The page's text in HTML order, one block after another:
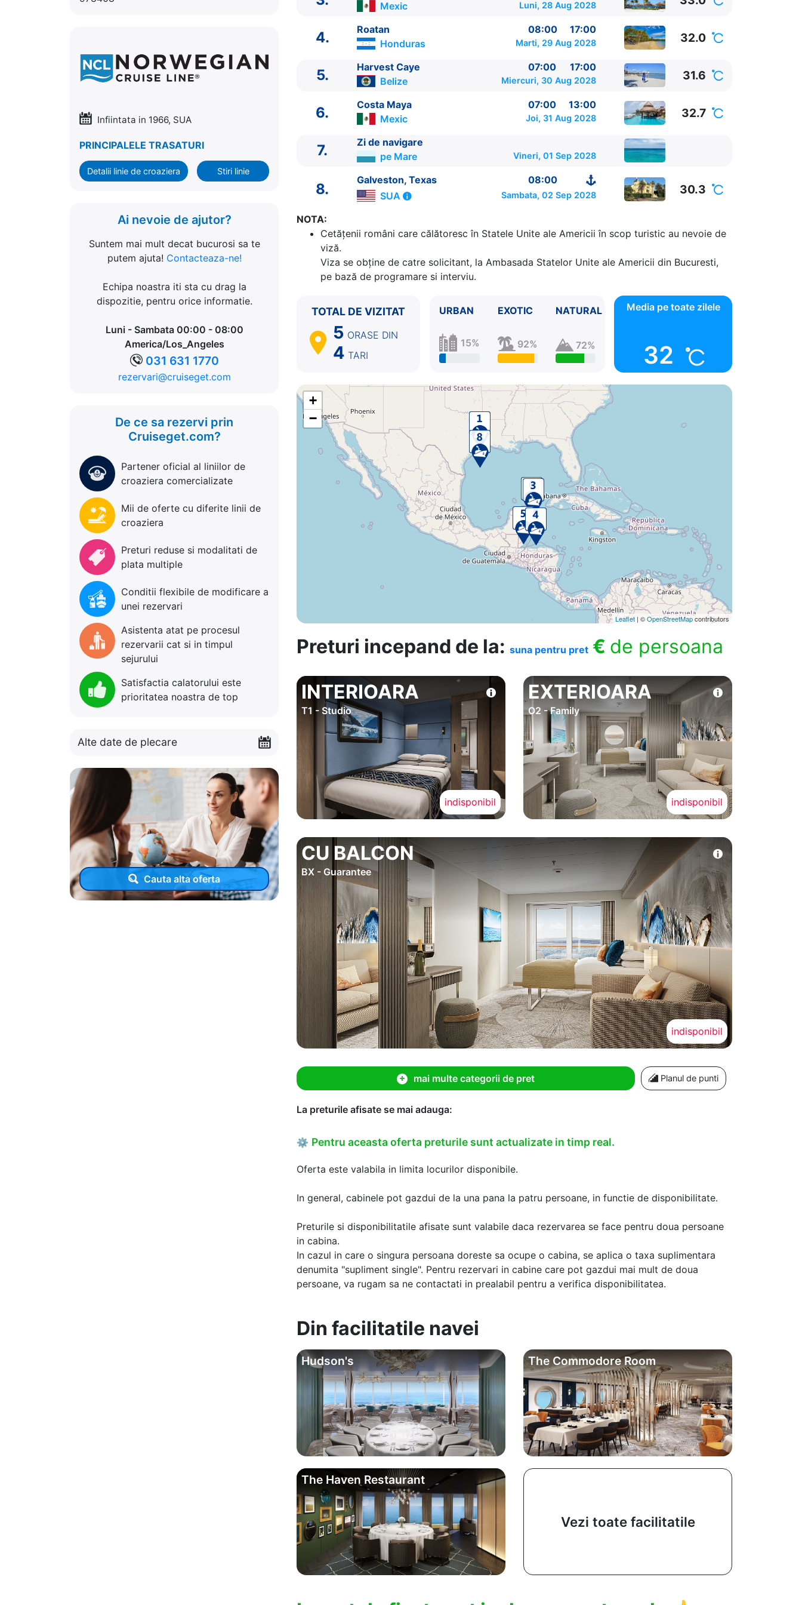
Infiintata in 1966, SUA
PRINCIPALELE TRASATURI
Detalii linie de croaziera Stiri linie
Ai nevoie de ajutor?
Suntem mai mult decat bucurosi sa te
putem ajuta! Contacteaza-ne!
Echipa noastra iti sta cu drag la
dispozitie, pentru orice informatie.
Luni - Sambata 00:00 - 08:00
America/Los_Angeles
031 631 1770
rezervari@cruiseget.com
De ce sa rezervi prin
Cruiseget.com?
Partener oficial al liniilor de
croaziera comercializate
Mii de oferte cu diferite linii de
croaziera
Preturi reduse si modalitati de
plata multiple
Conditii flexibile de modificare a
unei rezervari
Asistenta atat pe procesul
rezervarii cat si in timpul
sejurului
Satisfactia calatorului este
prioritatea noastra de top
Alte date de plecare
Cauta alta oferta
ITINERARIU
----------------------------------------
Galveston, Texas SUA
Zi de navigare pe Mare 0:00 - 0:00
3. Cozumel Mexic 08:00 - 17:00
Honduras
5. Harvest Caye
6.
Costa Maya Mexic 07:00 - 13:00
Zi de navigare
Galveston, Texas SUA 08:00 - ⚓
Mexic
Luni, 28 Aug 2028
4. Roatan 08:00
17:00
Honduras
Marti, 29 Aug 2028 32.0
5. Harvest Caye 07:00
17:00
Belize
Miercuri, 30 Aug 2028 31.6
6. Costa Maya 07:00
13:00
Mexic
Joi, 31 Aug 2028 32.7
7.
Zi de navigare
pe Mare
Vineri, 01 Sep 2028
8.
Galveston, Texas
08:00
SUA
Sambata, 02 Sep 2028 30.3
NOTA:
Cetăţenii români care călătoresc în Statele Unite ale Americii în scop turistic au nevoie de
viză.
Viza se obține de catre solicitant, la Ambasada Statelor Unite ale Americii din Bucuresti,
pe bază de programare si interviu.
TOTAL DE VIZITAT
5 ORASE DIN
4 TARI
URBAN
15%
EXOTIC
92%
NATURAL
72%
Media pe toate zilele
32
+
−
Leaflet | ©OpenStreetMapcontributors
Preturi incepand de la: suna pentru pret € de persoana
INTERIOARA
T1 - Studio
indisponibil
EXTERIOARA
O2 - Family
indisponibil
CU BALCON
BX - Guarantee
indisponibil
mai multe categorii de pret Planul de punti
La preturile afisate se mai adauga:
⚙ Pentru aceasta oferta preturile sunt actualizate in timp real.
Oferta este valabila in limita locurilor disponibile.
In general, cabinele pot gazdui de la una pana la patru persoane, in functie de disponibilitate.
Preturile si disponibilitatile afisate sunt valabile daca rezervarea se face pentru doua persoane
in cabina.
In cazul in care o singura persoana doreste sa ocupe o cabina, se aplica o taxa suplimentara
denumita "supliment single". Pentru rezervari in cabine care pot gazdui mai mult de doua
persoane, va rugam sa ne contactati in prealabil pentru a verifica disponibilitatea.
Din facilitatile navei
Hudson's The Commodore Room
The Haven Restaurant
Vezi toate facilitatile